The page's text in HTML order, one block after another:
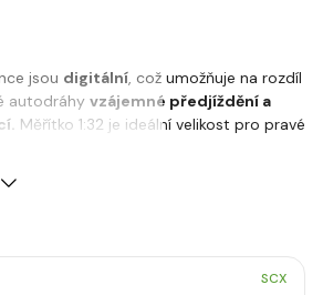
jsou digitální, což umožňuje na rozdíl
autodráhy vzájemné předjíždění a
Měřítko 1:32 je ideální velikost pro pravé
SCX